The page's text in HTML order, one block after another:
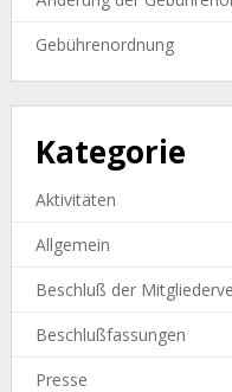
Gebührenordnung
Kategorie
Aktivitäten
Allgemein
Beschluß der
Beschlußfassungen
Presse